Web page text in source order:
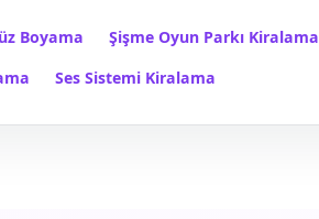
Boyama
Şişme Oyun Parkı Kiralama
Ses Sistemi Kiralama